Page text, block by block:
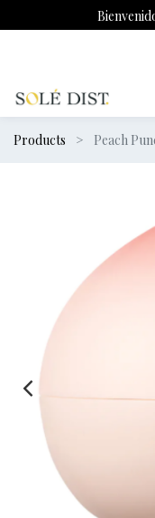
Products Peach